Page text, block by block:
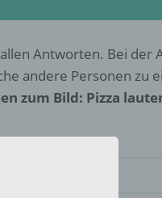
Antworten. Bei der
andere Personen zu
zum Bild: Pizza